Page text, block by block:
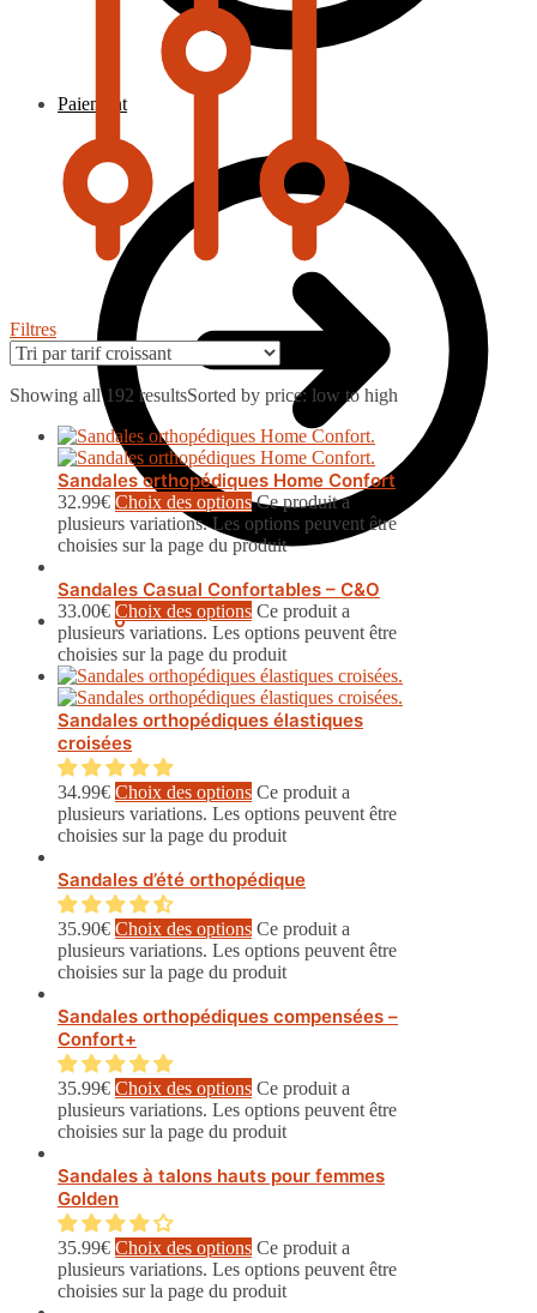
Paiement
0.00€ 0
Filtres
Showing all 192 resultsSorted by price: low to high
Sandales orthopédiques Home Confort
32.99€ Choix des options Ce produit a
plusieurs variations. Les options peuvent être
choisies sur la page du produit
Sandales Casual Confortables – C&O
33.00€ Choix des options Ce produit a
plusieurs variations. Les options peuvent être
choisies sur la page du produit
Sandales orthopédiques élastiques
croisées
34.99€ Choix des options Ce produit a
plusieurs variations. Les options peuvent être
choisies sur la page du produit
Sandales d’été orthopédique
35.90€ Choix des options Ce produit a
plusieurs variations. Les options peuvent être
choisies sur la page du produit
Sandales orthopédiques compensées –
Confort+
35.99€ Choix des options Ce produit a
plusieurs variations. Les options peuvent être
choisies sur la page du produit
Sandales à talons hauts pour femmes
Golden
35.99€ Choix des options Ce produit a
plusieurs variations. Les options peuvent être
choisies sur la page du produit